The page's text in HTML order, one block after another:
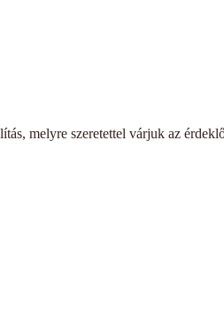
melyre szeretettel várjuk az